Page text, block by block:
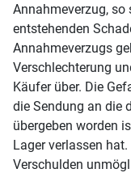
Annahmeverzug, so
entstehenden
Annahmeverzugs
Verschlechterung
Käufer über. Die
die Sendung an die
übergeben worden
Lager verlassen
Verschulden